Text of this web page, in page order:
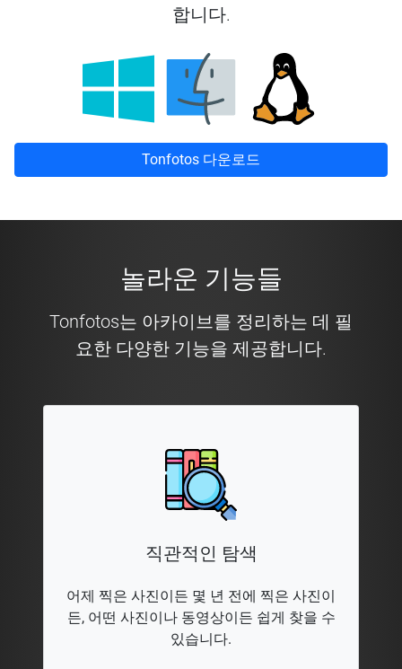
합니다.
Tonfotos 다운로드
놀라운 기능들
Tonfotos는 아카이브를 정리하는 데 필
요한 다양한 기능을 제공합니다.
직관적인 탐색
어제 찍은 사진이든 몇 년 전에 찍은 사진이
든, 어떤 사진이나 동영상이든 쉽게 찾을 수
있습니다.